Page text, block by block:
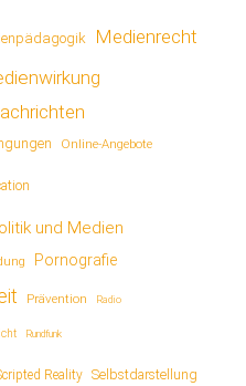
Medienrecht
Online-Angebote
und Medien
Pornografie
Prävention Radio
Rundfunk
Reality Selbstdarstellung